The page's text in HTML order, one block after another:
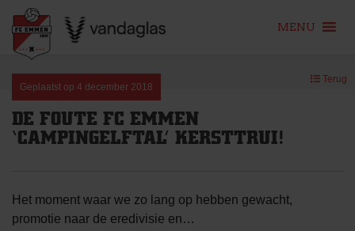
content
MENU
Geplaatst op 4 december 2018
Terug
DE FOUTE FC EMMEN
‘CAMPINGELFTAL’ KERSTTRUI!
Het moment waar we zo lang op hebben gewacht,
promotie naar de eredivisie en…